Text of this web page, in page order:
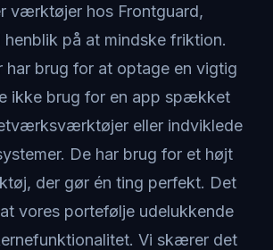
værktøjer hos Frontguard,
på at mindske friktion.
har brug for at optage en vigtig
ikke brug for en app spækket
eller indviklede
De har brug for et højt
der gør én ting perfekt. Det
vores portefølje udelukkende
Vi skærer det